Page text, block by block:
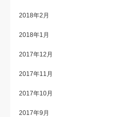
2018年2月
2018年1月
2017年12月
2017年11月
2017年10月
2017年9月